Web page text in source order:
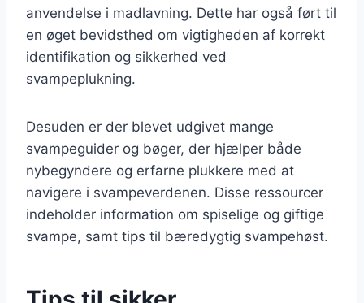
anvendelse i madlavning. Dette har også ført til
en øget bevidsthed om vigtigheden af korrekt
identifikation og sikkerhed ved
svampeplukning.
Desuden er der blevet udgivet mange
svampeguider og bøger, der hjælper både
nybegyndere og erfarne plukkere med at
navigere i svampeverdenen. Disse ressourcer
indeholder information om spiselige og giftige
svampe, samt tips til bæredygtig svampehøst.